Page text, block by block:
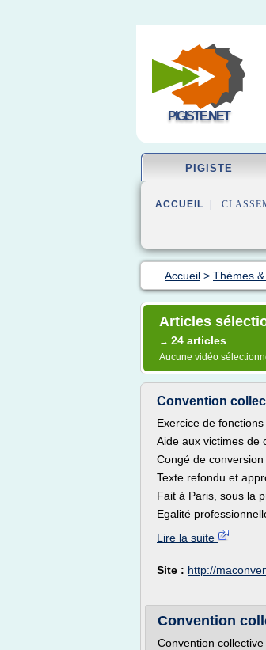
PIGISTE.NET
PIGISTE
ACCUEIL |
Accueil > Thèmes
Articles
→ 24 articles
Aucune vidéo
Convention
Exercice de
Aide aux victimes de
Congé de
Texte refondu et
Fait à Paris, sous la
Egalité
Lire la suite
Site : http://
Convention
Convention